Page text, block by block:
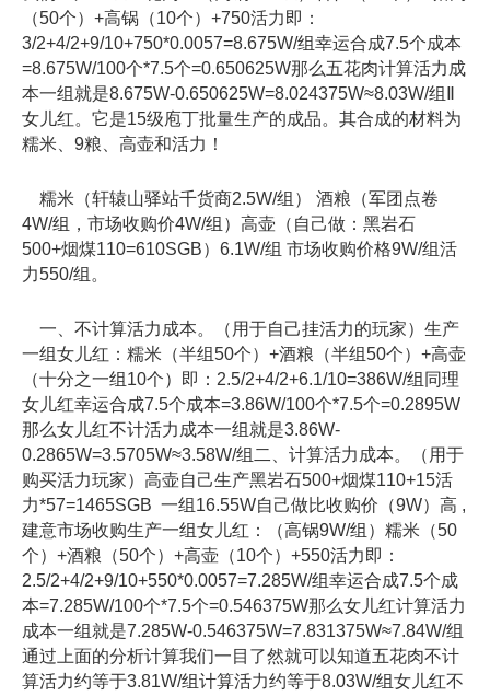
（50个）+高锅（10个）+750活力即：
3/2+4/2+9/10+750*0.0057=8.675W/组幸运合成7.5个成本
=8.675W/100个*7.5个=0.650625W那么五花肉计算活力成
本一组就是8.675W-0.650625W=8.024375W≈8.03W/组Ⅱ
女儿红。它是15级庖丁批量生产的成品。其合成的材料为
糯米、9粮、高壶和活力！
糯米（轩辕山驿站千货商2.5W/组） 酒粮（军团点卷
4W/组，市场收购价4W/组）高壶（自己做：黑岩石
500+烟煤110=610SGB）6.1W/组 市场收购价格9W/组活
力550/组。
一、不计算活力成本。（用于自己挂活力的玩家）生产
一组女儿红：糯米（半组50个）+酒粮（半组50个）+高壶
（十分之一组10个）即：2.5/2+4/2+6.1/10=386W/组同理
女儿红幸运合成7.5个成本=3.86W/100个*7.5个=0.2895W
那么女儿红不计活力成本一组就是3.86W-
0.2865W=3.5705W≈3.58W/组二、计算活力成本。（用于
购买活力玩家）高壶自己生产黑岩石500+烟煤110+15活
力*57=1465SGB 一组16.55W自己做比收购价（9W）高 ,
建意市场收购生产一组女儿红：（高锅9W/组）糯米（50
个）+酒粮（50个）+高壶（10个）+550活力即：
2.5/2+4/2+9/10+550*0.0057=7.285W/组幸运合成7.5个成
本=7.285W/100个*7.5个=0.546375W那么女儿红计算活力
成本一组就是7.285W-0.546375W=7.831375W≈7.84W/组
通过上面的分析计算我们一目了然就可以知道五花肉不计
算活力约等于3.81W/组计算活力约等于8.03W/组女儿红不